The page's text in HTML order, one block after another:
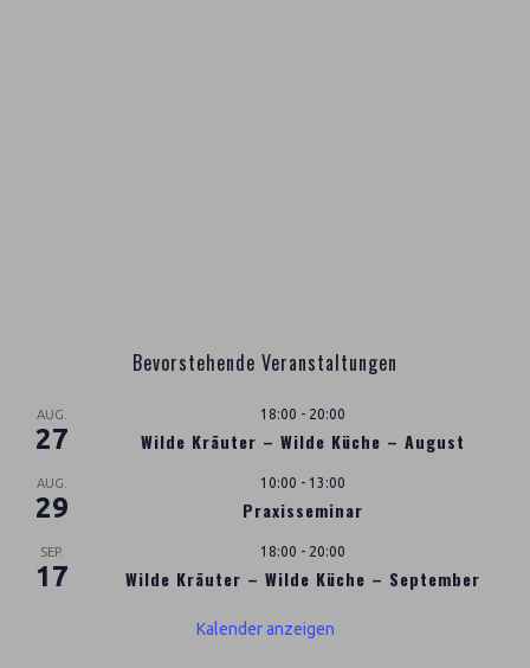
Bevorstehende Veranstaltungen
AUG.
27
18:00 - 20:00
Wilde Kräuter – Wilde Küche – August
AUG.
29
10:00 - 13:00
Praxisseminar
SEP.
17
18:00 - 20:00
Wilde Kräuter – Wilde Küche – September
Kalender anzeigen